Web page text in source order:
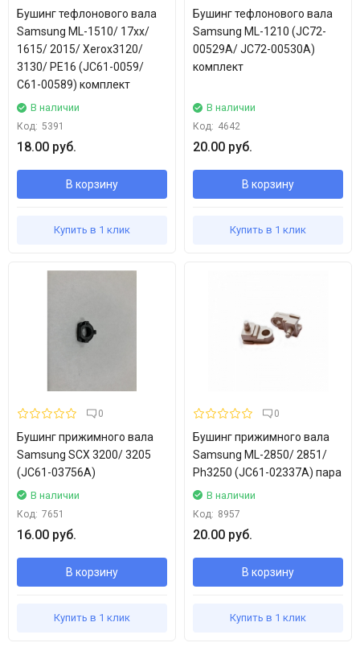
Бушинг тефлонового вала
Samsung ML-1510/ 17xx/
1615/ 2015/ Xerox3120/
3130/ PE16 (JC61-0059/
C61-00589) комплект
В наличии
Код: 5391
18.00 руб.
В корзину
Купить в 1 клик
Бушинг тефлонового вала
Samsung ML-1210 (JC72-
00529A/ JC72-00530A)
комплект
В наличии
Код: 4642
20.00 руб.
В корзину
Купить в 1 клик
0
Бушинг прижимного вала
Samsung SCX 3200/ 3205
(JC61-03756A)
В наличии
Код: 7651
16.00 руб.
В корзину
Купить в 1 клик
0
Бушинг прижимного вала
Samsung ML-2850/ 2851/
Ph3250 (JC61-02337A) пара
В наличии
Код: 8957
20.00 руб.
В корзину
Купить в 1 клик